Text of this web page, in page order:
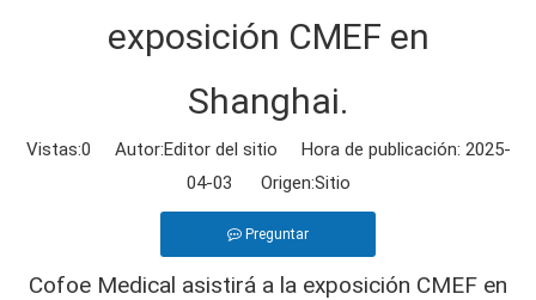
exposición CMEF en
Shanghai.
Vistas:0 Autor:Editor del sitio Hora de publicación: 2025-
04-03 Origen:Sitio
Preguntar
Cofoe Medical asistirá a la exposición CMEF en